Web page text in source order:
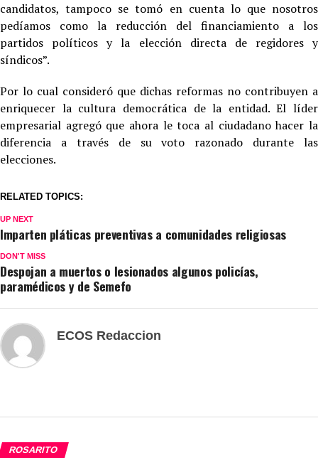
candidatos, tampoco se tomó en cuenta lo que nosotros
pedíamos como la reducción del financiamiento a los
partidos políticos y la elección directa de regidores y
síndicos”.
Por lo cual consideró que dichas reformas no contribuyen a
enriquecer la cultura democrática de la entidad. El líder
empresarial agregó que ahora le toca al ciudadano hacer la
diferencia a través de su voto razonado durante las
elecciones.
RELATED TOPICS:
UP NEXT
Imparten pláticas preventivas a comunidades religiosas
DON'T MISS
Despojan a muertos o lesionados algunos policías,
paramédicos y de Semefo
ECOS Redaccion
ROSARITO